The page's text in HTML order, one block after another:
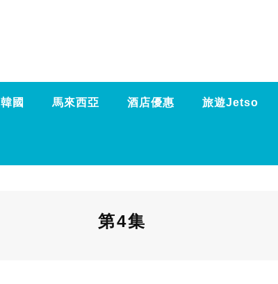
韓國 馬來西亞 酒店優惠 旅遊Jetso
第4集